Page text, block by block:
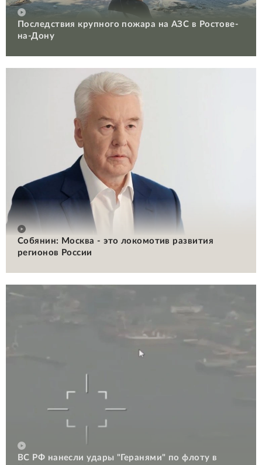
Последствия крупного пожара на АЗС в Ростове-
на-Дону
Собянин: Москва - это локомотив развития
регионов России
ВС РФ нанесли удары "Геранями" по флоту в